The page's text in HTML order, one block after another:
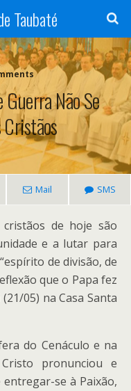
Taubaté
Não Se
Mail SMS
cristãos de hoje são
e a lutar para
de divisão, de
que o Papa fez
05) na Casa Santa
do Cenáculo e na
pronunciou e
se à Paixão,